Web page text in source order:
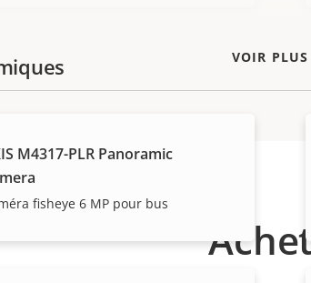
VOIR PLUS
M4317-PLR Panoramic
fisheye 6 MP pour bus